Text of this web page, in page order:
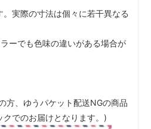
。実際の寸法は個々に若干異なる
ーでも色味の違いがある場合が
方、ゆうパケット配送NGの商品
でのお届けとなります。)